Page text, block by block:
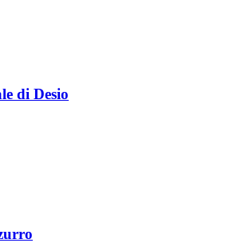
di Desio